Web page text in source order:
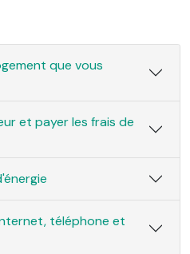
que vous
et payer les frais de
téléphone et